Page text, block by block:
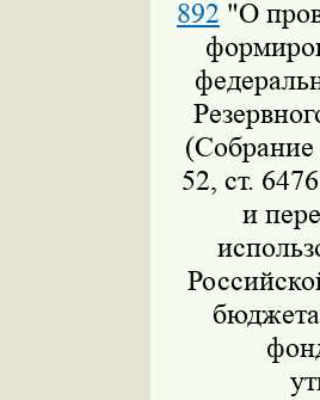
892 "О
(Собрание
52, ст.
и